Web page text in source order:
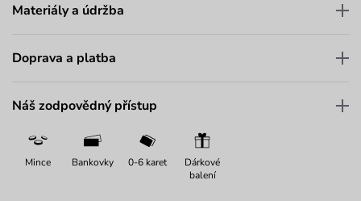
Materiály a údržba
Doprava a platba
Náš zodpovědný přístup
Mince Bankovky 0-6 karet
Dárkové
balení